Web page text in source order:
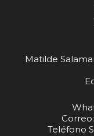
Matilde
Teléfono